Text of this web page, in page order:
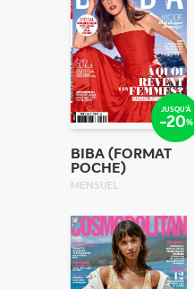
JUSQU'À
-20%
BIBA (FORMAT
POCHE)
MENSUEL